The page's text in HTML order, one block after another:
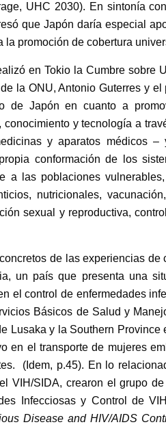
UHC 2030). En sintonía
que Japón daría especial
la promoción de cobertura
en Tokio la Cumbre sobre
la ONU, Antonio Guterres y
de Japón en cuanto a
y tecnología a
y aparatos médicos
conformación de los
a las poblaciones
nutricionales,
sexual y reproductiva,
de las experiencias
un país que presenta una
el control de enfermedades
Básicos de Salud y
Lusaka y la Southern
en el transporte de mujeres
(Idem, p.45). En lo
VIH/SIDA, crearon el grupo
Infecciosas y Control de
Disease and HIV/AIDS